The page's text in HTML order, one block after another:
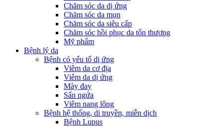
Chăm sóc da dị ứng
Chăm sóc da mụn
Chăm sóc da siêu cấp
Chăm sóc hồi phục da tổn thương
Mỹ phẩm
Bệnh lý da
Bệnh có yếu tố dị ứng
Viêm da cơ địa
Viêm da dị ứng
Mày đay
Sẩn ngứa
Viêm nang lông
Bệnh hệ thống, di truyền, miễn dịch
Bệnh Lupus